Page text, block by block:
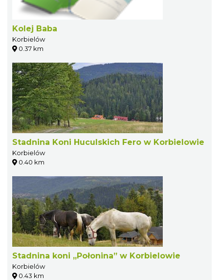
Kolej Baba
Korbielów
0.37 km
Stadnina Koni Huculskich Fero w Korbielowie
Korbielów
0.40 km
Stadnina koni „Połonina” w Korbielowie
Korbielów
0.43 km